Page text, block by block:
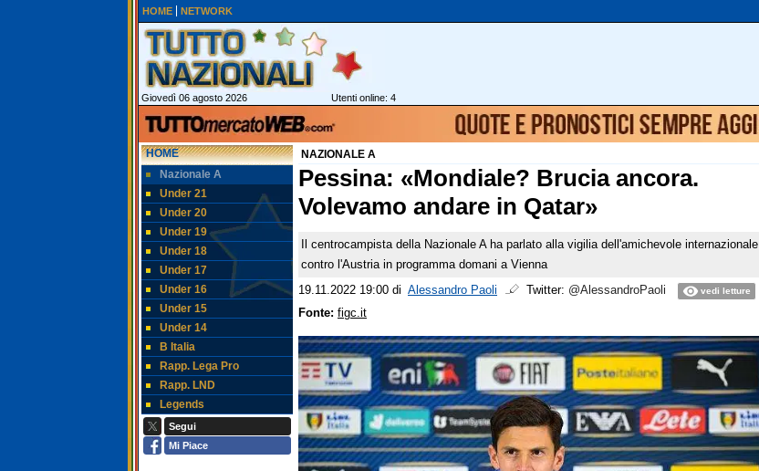
HOME NETWORK
Giovedì 06 agosto 2026 Utenti online: 4
HOME
Nazionale A
Under 21
Under 20
Under 19
Under 18
Under 17
Under 16
Under 15
Under 14
B Italia
Rapp. Lega Pro
Rapp. LND
Legends
Segui
Mi Piace
NAZIONALE A
Pessina: «Mondiale? Brucia ancora.
Volevamo andare in Qatar»
Il centrocampista della Nazionale A ha parlato alla vigilia dell'amichevole internazionale
contro l'Austria in programma domani a Vienna
19.11.2022 19:00 di Alessandro Paoli Twitter: @AlessandroPaoli vedi letture
Fonte: figc.it